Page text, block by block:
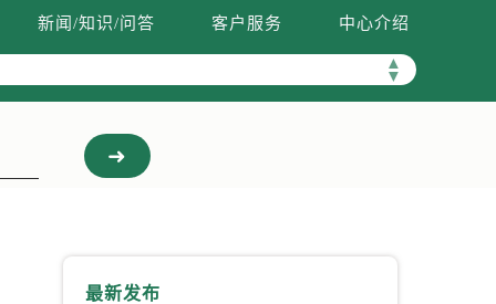
新闻/知识/问答 客户服务 中心介绍
▲
▼
最新发布